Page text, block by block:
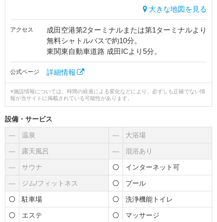
大きな地図を見る
アクセス
成田空港第2ターミナルまたは第1ターミナルより
無料シャトルバスで約10分。
東関東自動車道路 成田ICより5分。
公式ページ 詳細情報
※施設情報については、時間の経過による変化などにより、必ずしも正確でない情
報が当サイトに掲載されている可能性があります。
設備・サービス
― 温泉 ― 大浴場
― 露天風呂 ― 混浴あり
― サウナ インターネット可
― ジム/フィットネス プール
駐車場 洗浄機能トイレ
エステ マッサージ